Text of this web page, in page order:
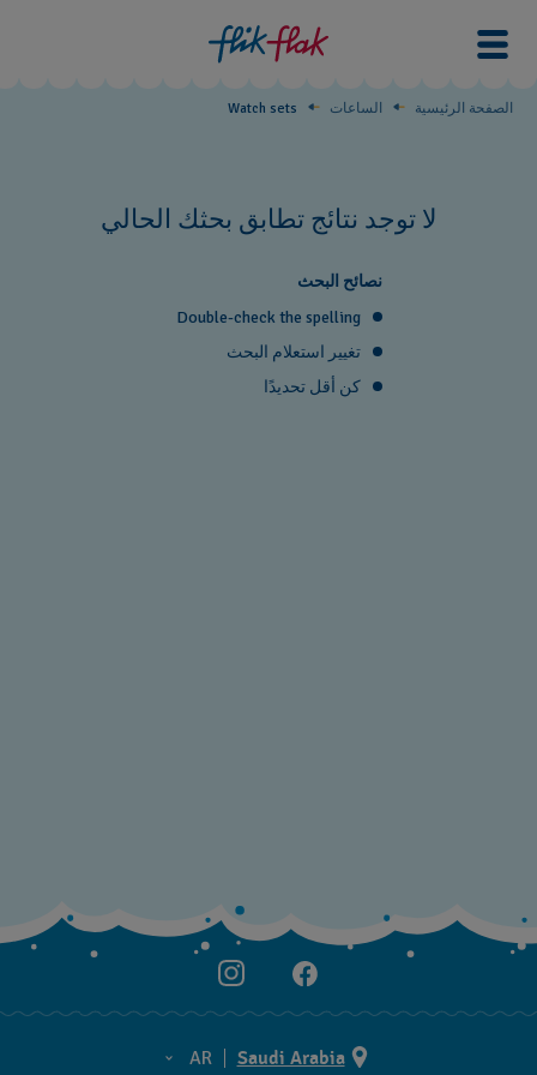
Watch
sets
الصفحة الرئيسية الساعات Watch sets
لا توجد نتائج تطابق بحثك الحالي
نصائح البحث
Double-check the spelling
تغيير استعلام البحث
كن أقل تحديدًا
Saudi Arabia
AR